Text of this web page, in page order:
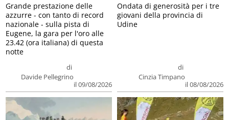
di
Davide Pellegrino
il 09/08/2026
Grande prestazione delle
azzurre - con tanto di record
nazionale - sulla pista di
Eugene, la gara per l'oro alle
23.42 (ora italiana) di questa
notte
di
Cinzia Timpano
il 08/08/2026
Ondata di generosità per i tre
giovani della provincia di
Udine